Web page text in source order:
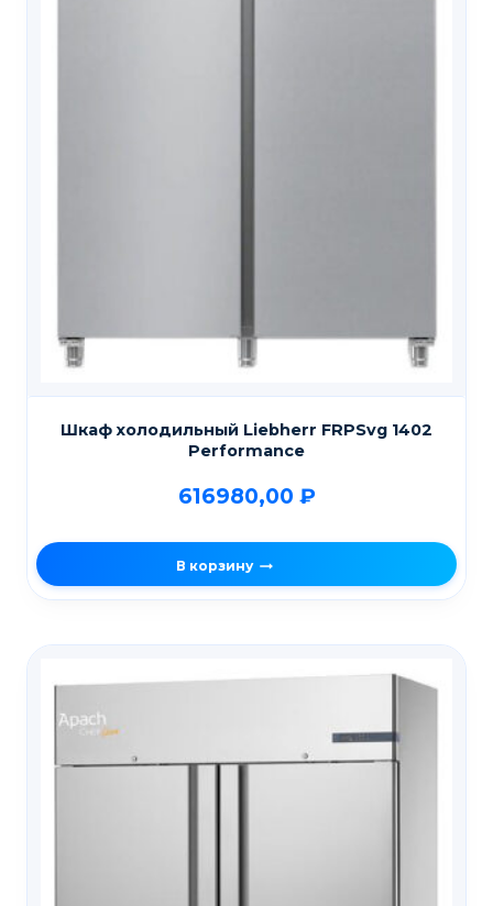
Шкаф холодильный Liebherr FRPSvg 1402
Performance
616980,00 ₽
В корзину